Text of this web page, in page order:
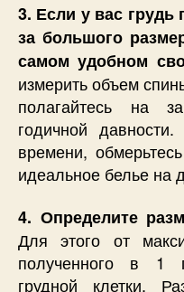
3. Если у вас грудь
за большого
самом удобном
измерить объем
полагайтесь на
годичной
времени,
идеальное белье на
4. Определите
Для этого от
полученного в 1
грудной клетки.